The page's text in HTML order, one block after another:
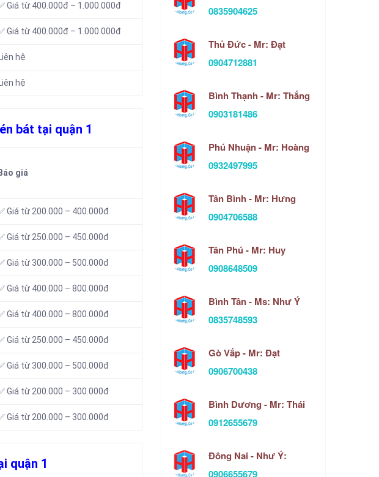
Giá từ 400.000đ – 1.000.000đ
Giá từ 400.000đ – 1.000.000đ
hệ
hệ
bát tại quận 1
Báo giá
Giá từ 200.000 – 400.000đ
Giá từ 250.000 – 450.000đ
Giá từ 300.000 – 500.000đ
Giá từ 400.000 – 800.000đ
Giá từ 400.000 – 800.000đ
Giá từ 250.000 – 450.000đ
Giá từ 300.000 – 500.000đ
Giá từ 200.000 – 300.000đ
Giá từ 200.000 – 300.000đ
quận 1
0835904625
Thủ Đức - Mr: Đạt
0904712881
Bình Thạnh - Mr: Thắng
0903181486
Phú Nhuận - Mr: Hoàng
0932497995
Tân Bình - Mr: Hưng
0904706588
Tân Phú - Mr: Huy
0908648509
Bình Tân - Ms: Như Ý
0835748593
Gò Vấp - Mr: Đạt
0906700438
Bình Dương - Mr: Thái
0912655679
Đông Nai - Như Ý:
0906655679